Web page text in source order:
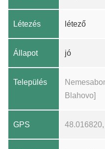
Létezés létező
Állapot jó
Település
Blahovo]
GPS